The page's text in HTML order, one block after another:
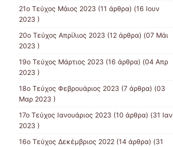
21ο Τεύχος Μάιος 2023 (11 άρθρα) (16 Ιουν
2023 )
20ο Τεύχος Απρίλιος 2023 (12 άρθρα) (07 Μάι
2023 )
19ο Τεύχος Μάρτιος 2023 (16 άρθρα) (04 Απρ
2023 )
18ο Τεύχος Φεβρουάριος 2023 (7 άρθρα) (03
Μαρ 2023 )
17ο Τεύχος Ιανουάριος 2023 (10 άρθρα) (31 Ιαν
2023 )
16ο Τεύχος Δεκέμβριος 2022(14 άρθρα) (31